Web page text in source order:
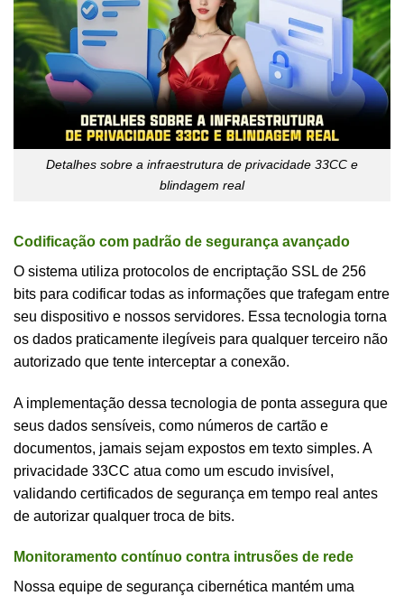
Detalhes sobre a infraestrutura de privacidade 33CC e
blindagem real
Codificação com padrão de segurança avançado
O sistema utiliza protocolos de encriptação SSL de 256
bits para codificar todas as informações que trafegam entre
seu dispositivo e nossos servidores. Essa tecnologia torna
os dados praticamente ilegíveis para qualquer terceiro não
autorizado que tente interceptar a conexão.
A implementação dessa tecnologia de ponta assegura que
seus dados sensíveis, como números de cartão e
documentos, jamais sejam expostos em texto simples. A
privacidade 33CC atua como um escudo invisível,
validando certificados de segurança em tempo real antes
de autorizar qualquer troca de bits.
Monitoramento contínuo contra intrusões de rede
Nossa equipe de segurança cibernética mantém uma